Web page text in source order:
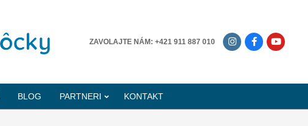
ZAVOLAJTE NÁM: +421 911 887 010
BLOG PARTNERI KONTAKT